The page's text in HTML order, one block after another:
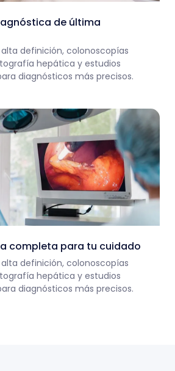
de última
definición, colonoscopías
hepática y estudios
diagnósticos más precisos.
completa para tu cuidado
definición, colonoscopías
hepática y estudios
diagnósticos más precisos.